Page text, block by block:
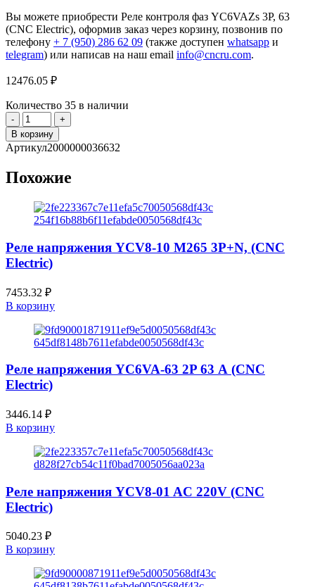
Вы можете приобрести Реле контроля фаз YC6VAZs 3P, 63
(CNC Electric), оформив заказ через корзину, позвонив по
телефону + 7 (950) 286 62 09 (также доступен whatsapp и
telegram) или написав на наш email info@cncru.com.
12476.05 ₽
Количество 35 в наличии
Количество
товара
Реле
контроля
YC6VAZs
(CNC
В корзину
Артикул2000000036632
Похожие
Реле напряжения YCV8-10 M265 3P+N, (CNC
Electric)
7453.32 ₽
В корзину
Реле напряжения YC6VA-63 2P 63 А (CNC
Electric)
3446.14 ₽
В корзину
Реле напряжения YCV8-01 AC 220V (CNC
Electric)
5040.23 ₽
В корзину